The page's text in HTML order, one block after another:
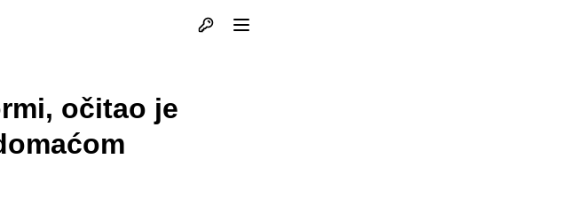
Otvori profil
očitao je